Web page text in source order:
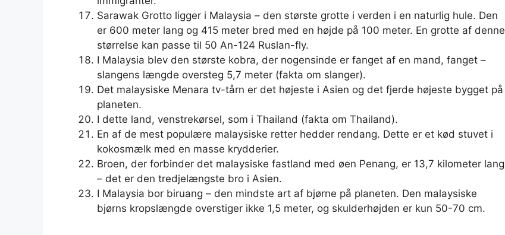
Sarawak Grotto ligger i Malaysia – den største grotte i verden i en naturlig hule. Den
er 600 meter lang og 415 meter bred med en højde på 100 meter. En grotte af denne
størrelse kan passe til 50 An-124 Ruslan-fly.
I Malaysia blev den største kobra, der nogensinde er fanget af en mand, fanget –
slangens længde oversteg 5,7 meter (fakta om slanger).
Det malaysiske Menara tv-tårn er det højeste i Asien og det fjerde højeste bygget på
planeten.
I dette land, venstrekørsel, som i Thailand (fakta om Thailand).
En af de mest populære malaysiske retter hedder rendang. Dette er et kød stuvet i
kokosmælk med en masse krydderier.
Broen, der forbinder det malaysiske fastland med øen Penang, er 13,7 kilometer lang
– det er den tredjelængste bro i Asien.
I Malaysia bor biruang – den mindste art af bjørne på planeten. Den malaysiske
bjørns kropslængde overstiger ikke 1,5 meter, og skulderhøjden er kun 50-70 cm.